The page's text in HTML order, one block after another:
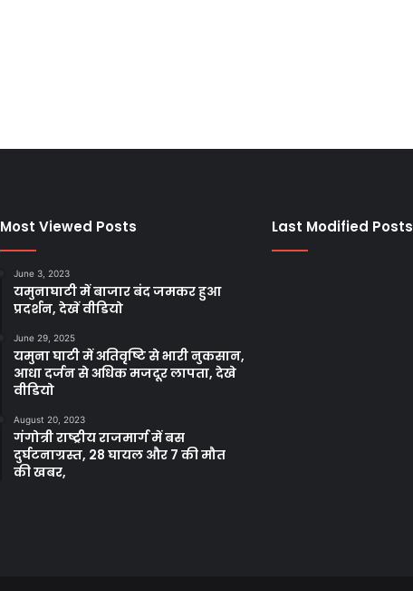
Most Viewed Posts
June 3, 2023
यमुनाघाटी में बाजार बंद जमकर हुआ
प्रदर्शन, देखें वीडियो
June 29, 2025
यमुना घाटी में अतिवृष्टि से भारी नुकसान,
आधा दर्जन से अधिक मजदूर लापता, देखे
वीडियो
August 20, 2023
गंगोत्री राष्ट्रीय राजमार्ग में बस
दुर्घटनाग्रस्त, 28 घायल और 7 की मौत
की खबर,
Last Modified Posts